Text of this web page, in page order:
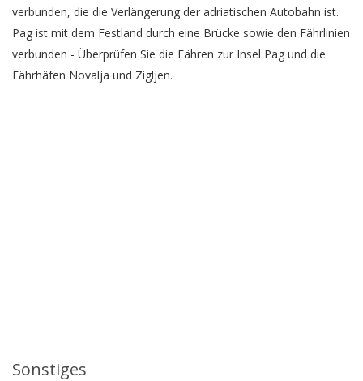
verbunden, die die Verlängerung der adriatischen Autobahn ist.
Pag ist mit dem Festland durch eine Brücke sowie den Fährlinien
verbunden - Überprüfen Sie die Fähren zur Insel Pag und die
Fährhäfen Novalja und Zigljen.
Sonstiges